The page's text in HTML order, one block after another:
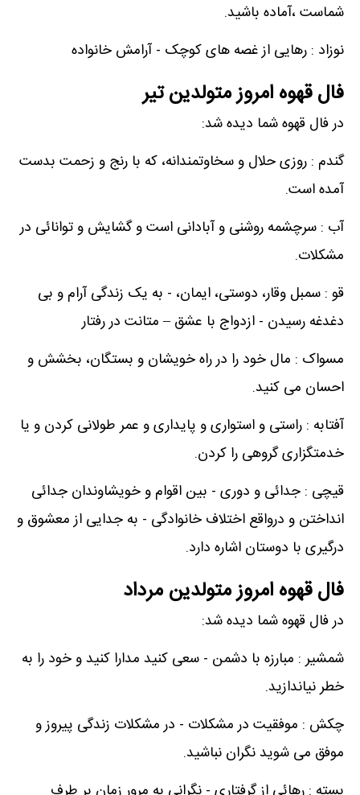
شماست ،آماده باشید.
نوزاد : رهایی از غصه های کوچک - آرامش خانواده
فال قهوه امروز متولدین تیر
در فال قهوه شما دیده شد:
گندم : روزی حلال و سخاوتمندانه، که با رنج و زحمت بدست
آمده است.
آب : سرچشمه روشنی و آبادانی است و گشایش و توانائی در
مشکلات.
قو : سمبل وقار، دوستی، ایمان، - به یک زندگی آرام و بی
دغدغه رسیدن - ازدواج با عشق – متانت در رفتار
مسواک : مال خود را در راه خویشان و بستگان، بخشش و
احسان می کنید.
آفتابه : راستی و استواری و پایداری و عمر طولانی کردن و یا
خدمتگزاری گروهی را کردن.
قیچی : جدائی و دوری - بین اقوام و خویشاوندان جدائی
انداختن و درواقع اختلاف خانوادگی - به جدایی از معشوق و
درگیری با دوستان اشاره دارد.
فال قهوه امروز متولدین مرداد
در فال قهوه شما دیده شد:
شمشیر : مبارزه با دشمن - سعی کنید مدارا کنید و خود را به
خطر نیاندازید.
چکش : موفقیت در مشکلات - در مشکلات زندگی پیروز و
موفق می شوید نگران نباشید.